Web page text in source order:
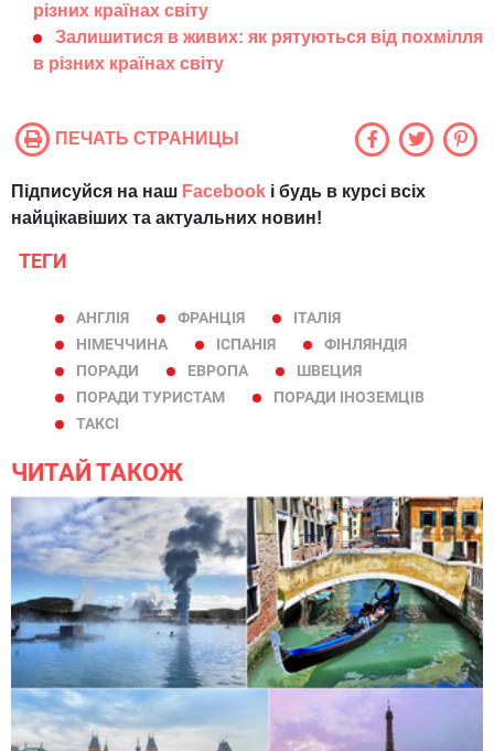
різних країнах світу
Залишитися в живих: як рятуються від похмілля
в різних країнах світу
ПЕЧАТЬ СТРАНИЦЫ
Підписуйся на наш Facebook і будь в курсі всіх
найцікавіших та актуальних новин!
ТЕГИ
АНГЛІЯ ФРАНЦІЯ
ІТАЛІЯ
НІМЕЧЧИНА
ІСПАНІЯ
ФІНЛЯНДІЯ
ПОРАДИ
ЕВРОПА
ШВЕЦИЯ
ПОРАДИ ТУРИСТАМ
ПОРАДИ ІНОЗЕМЦІВ
ТАКСІ
ЧИТАЙ ТАКОЖ